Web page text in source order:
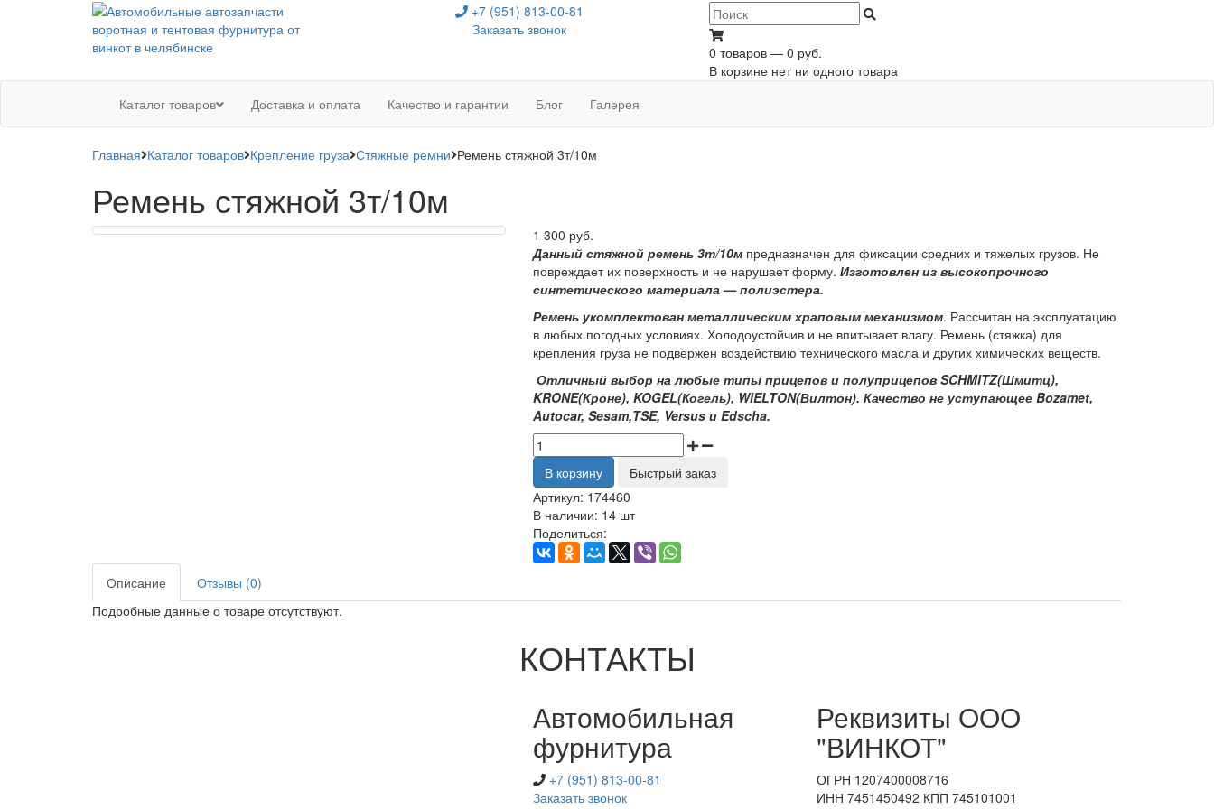
+7 (951) 813-00-81
Заказать звонок
0 товаров — 0 руб.
В корзине нет ни одного товара
Каталог товаров
Доставка и оплата Качество и гарантии Блог Галерея
Главная Каталог товаров Крепление груза Стяжные ремни Ремень стяжной 3т/10м
Ремень стяжной 3т/10м
1 300 руб.
Данный стяжной ремень 3т/10мпредназначен для фиксации средних и тяжелых грузов. Не
повреждает их поверхность и не нарушает форму. Изготовлен из высокопрочного
синтетического материала — полиэстера.
Ремень укомплектован металлическим храповым механизмом. Рассчитан на эксплуатацию
в любых погодных условиях. Холодоустойчив и не впитывает влагу. Ремень (стяжка) для
крепления груза не подвержен воздействию технического масла и других химических веществ.
Отличный выбор на любые типы прицепов и полуприцепов SCHMITZ(Шмитц),
KRONE(Кроне), KOGEL(Когель), WIELTON(Вилтон). Качество не уступающее Bozamet,
Autocar, Sesam,TSE, Versus и Edscha.
В корзину
Быстрый заказ
Артикул: 174460
В наличии: 14 шт
Поделиться:
Описание
Отзывы (0)
Подробные данные о товаре отсутствуют.
КОНТАКТЫ
Автомобильная
фурнитура
+7 (951) 813-00-81
Заказать звонок
Реквизиты ООО
"ВИНКОТ"
ОГРН 1207400008716
ИНН 7451450492 КПП 745101001